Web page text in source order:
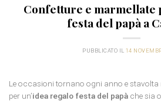
Confetture e marmellate
festa del papà a
PUBBLICATO IL14
Le occasioni tornano ogni anno e
per un’idea regalo festa del papà che sia